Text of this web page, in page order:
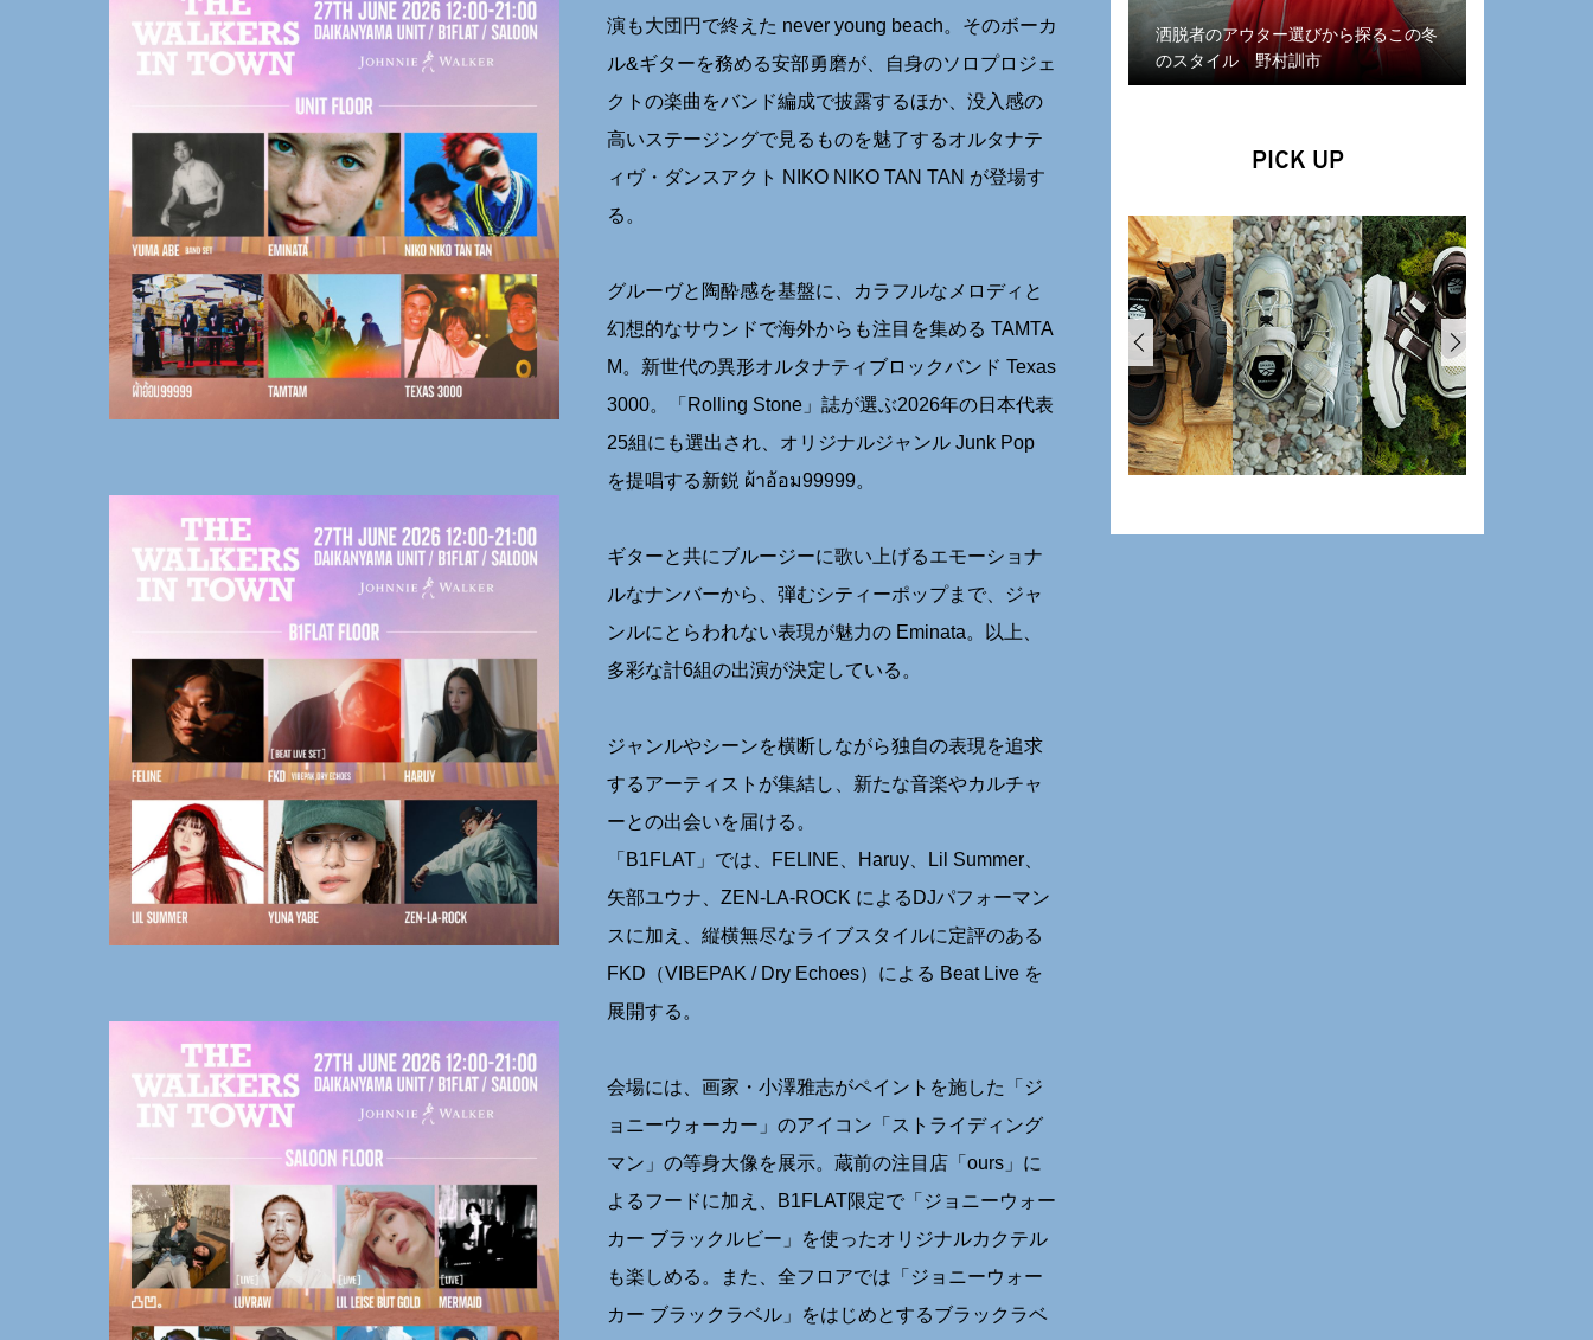
演も大団円で終えた never young beach。そのボーカ
ル&ギターを務める安部勇磨が、自身のソロプロジェ
クトの楽曲をバンド編成で披露するほか、没入感の
高いステージングで見るものを魅了するオルタナテ
ィヴ・ダンスアクト NIKO NIKO TAN TAN が登場す
る。
グルーヴと陶酔感を基盤に、カラフルなメロディと
幻想的なサウンドで海外からも注目を集める TAMTA
M。新世代の異形オルタナティブロックバンド Texas
3000。「Rolling Stone」誌が選ぶ2026年の日本代表
25組にも選出され、オリジナルジャンル Junk Pop
を提唱する新鋭 ผ้าอ้อม99999。
ギターと共にブルージーに歌い上げるエモーショナ
ルなナンバーから、弾むシティーポップまで、ジャ
ンルにとらわれない表現が魅力の Eminata。以上、
多彩な計6組の出演が決定している。
ジャンルやシーンを横断しながら独自の表現を追求
するアーティストが集結し、新たな音楽やカルチャ
ーとの出会いを届ける。
「B1FLAT」では、FELINE、Haruy、Lil Summer、
矢部ユウナ、ZEN-LA-ROCK によるDJパフォーマン
スに加え、縦横無尽なライブスタイルに定評のある
FKD（VIBEPAK / Dry Echoes）による Beat Live を
展開する。
会場には、画家・小澤雅志がペイントを施した「ジ
ョニーウォーカー」のアイコン「ストライディング
マン」の等身大像を展示。蔵前の注目店「ours」に
よるフードに加え、B1FLAT限定で「ジョニーウォー
カー ブラックルビー」を使ったオリジナルカクテル
も楽しめる。また、全フロアでは「ジョニーウォー
カー ブラックラベル」をはじめとするブラックラベ
洒脱者のアウター選びから探るこの冬
のスタイル 野村訓市
PICK UP